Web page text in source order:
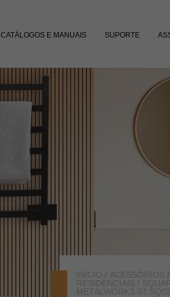
CATÁLOGOS E MANUAIS SUPORTE
INÍCIO / ACESSÓRIOS
RESIDENCIAIS /
METALWORKS